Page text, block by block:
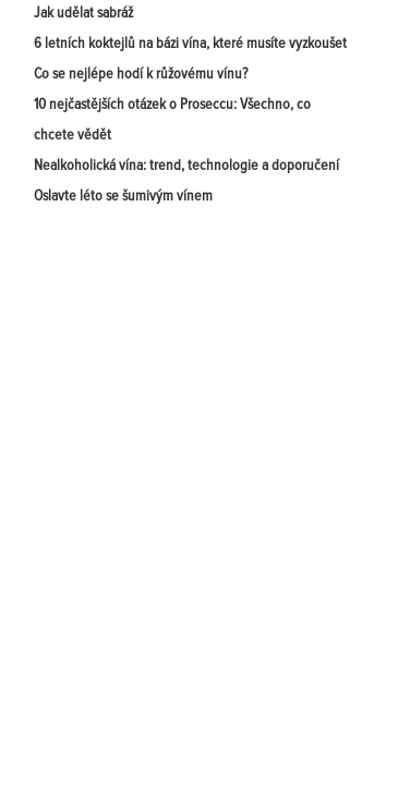
Jak udělat sabráž
6 letních koktejlů na bázi vína, které musíte vyzkoušet
Co se nejlépe hodí k růžovému vínu?
10 nejčastějších otázek o Proseccu: Všechno, co
chcete vědět
Nealkoholická vína: trend, technologie a doporučení
Oslavte léto se šumivým vínem